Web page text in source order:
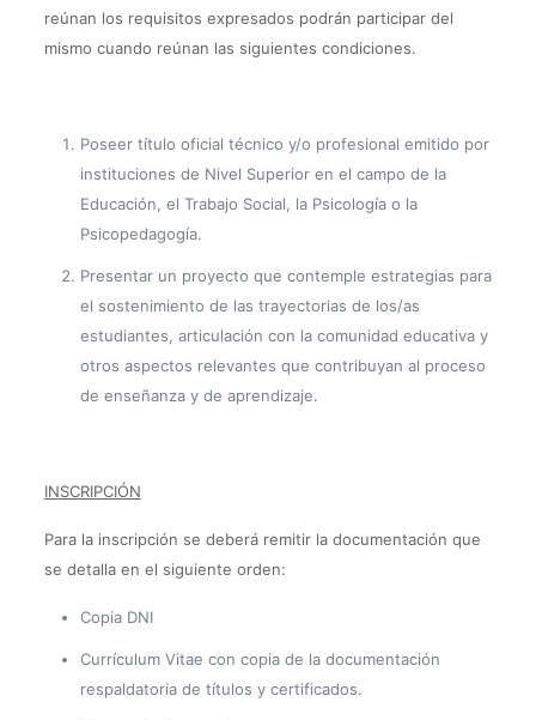
reúnan los requisitos expresados podrán participar del
mismo cuando reúnan las siguientes condiciones.
Poseer título oficial técnico y/o profesional emitido por
instituciones de Nivel Superior en el campo de la
Educación, el Trabajo Social, la Psicología o la
Psicopedagogía.
Presentar un proyecto que contemple estrategias para
el sostenimiento de las trayectorias de los/as
estudiantes, articulación con la comunidad educativa y
otros aspectos relevantes que contribuyan al proceso
de enseñanza y de aprendizaje.
INSCRIPCIÓN
Para la inscripción se deberá remitir la documentación que
se detalla en el siguiente orden:
Copia DNI
Currículum Vitae con copia de la documentación
respaldatoria de títulos y certificados.